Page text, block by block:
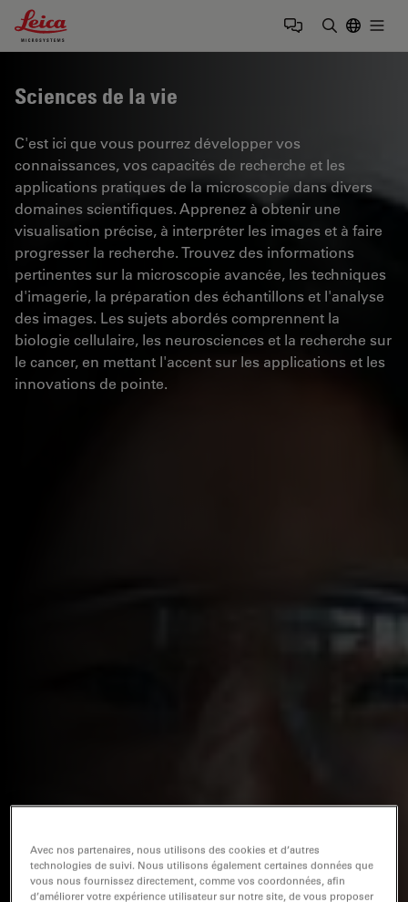
Leica Microsystems Logo
Sciences de la vie
C'est ici que vous pourrez développer vos
connaissances, vos capacités de recherche et les
applications pratiques de la microscopie dans divers
domaines scientifiques. Apprenez à obtenir une
visualisation précise, à interpréter les images et à faire
progresser la recherche. Trouvez des informations
pertinentes sur la microscopie avancée, les techniques
d'imagerie, la préparation des échantillons et l'analyse
des images. Les sujets abordés comprennent la
biologie cellulaire, les neurosciences et la recherche sur
le cancer, en mettant l'accent sur les applications et les
innovations de pointe.
Avec nos partenaires, nous utilisons des cookies et d’autres
technologies de suivi. Nous utilisons également certaines données que
vous nous fournissez directement, comme vos coordonnées, afin
d’améliorer votre expérience utilisateur sur notre site, de vous proposer